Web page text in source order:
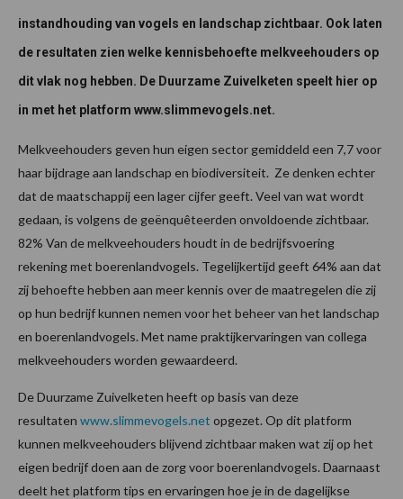
instandhouding van vogels en landschap zichtbaar. Ook laten
de resultaten zien welke kennisbehoefte melkveehouders op
dit vlak nog hebben. De Duurzame Zuivelketen speelt hier op
in met het platform www.slimmevogels.net.
Melkveehouders geven hun eigen sector gemiddeld een 7,7 voor
haar bijdrage aan landschap en biodiversiteit. Ze denken echter
dat de maatschappij een lager cijfer geeft. Veel van wat wordt
gedaan, is volgens de geënquêteerden onvoldoende zichtbaar.
82% Van de melkveehouders houdt in de bedrijfsvoering
rekening met boerenlandvogels. Tegelijkertijd geeft 64% aan dat
zij behoefte hebben aan meer kennis over de maatregelen die zij
op hun bedrijf kunnen nemen voor het beheer van het landschap
en boerenlandvogels. Met name praktijkervaringen van collega
melkveehouders worden gewaardeerd.
De Duurzame Zuivelketen heeft op basis van deze
resultaten www.slimmevogels.net opgezet. Op dit platform
kunnen melkveehouders blijvend zichtbaar maken wat zij op het
eigen bedrijf doen aan de zorg voor boerenlandvogels. Daarnaast
deelt het platform tips en ervaringen hoe je in de dagelijkse